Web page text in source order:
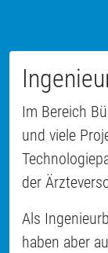
Im Bereich
und viele
der
Als
haben aber